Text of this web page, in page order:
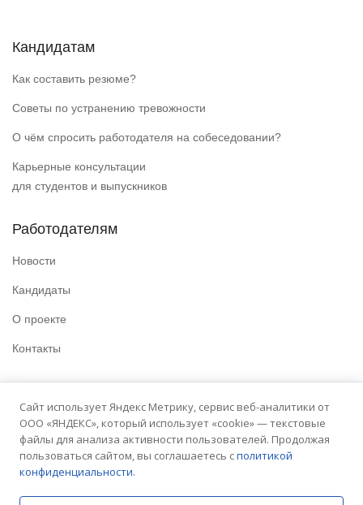
Кандидатам
Как составить резюме?
Советы по устранению тревожности
О чём спросить работодателя на собеседовании?
Карьерные консультации
для студентов и выпускников
Работодателям
Новости
Кандидаты
О проекте
Контакты
Политика конфиденциальности
Условия использования
Сайт университета
Сайт использует Яндекс Метрику, сервис веб-аналитики от
ООО «ЯНДЕКС», который использует «cookie» — текстовые
файлы для анализа активности пользователей. Продолжая
пользоваться сайтом, вы соглашаетесь сполитикой
конфиденциальности.